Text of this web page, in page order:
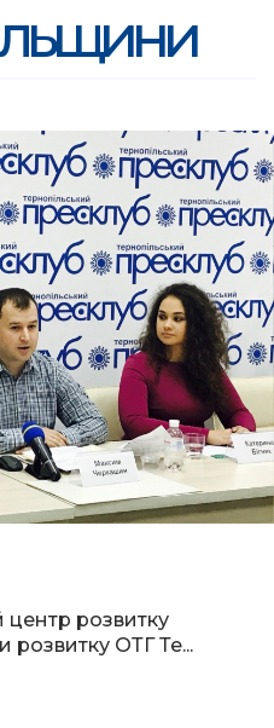
центр розвитку
розвитку ОТГ Те...